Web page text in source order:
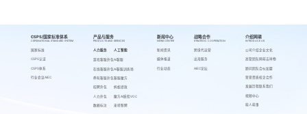
CSPS/国家标准体系
CSPS/NATIONAL STANDARD SYSTEM
国家标准
CSPS认证
CSPS体系
行业会议AIEC
产品与服务
PRODUCTS AND SERVICES
人力服务
游戏客服外包
在线客服外包
呼叫客服外包
招聘外包
人力外包
数据标注
人工智能
AI客服
AI客服训练场
客服魔方
蚂蚁绩效
魔方AI质检VOC
来呗智聘
新闻中心
NEWS CENTER
新闻资讯
媒体报道
行业动态
战略合作
STRATEGIC COOPERATION
跨境代运营
出海服务
AIEC论坛
介绍网萌
INTRODUCE US
公司介绍
高管团队
顾问团队
荣誉资质
发展历程
视频中心
萌人萌事
企业文化
网萌吉祥物
合伙加盟
校企合作
联系我们